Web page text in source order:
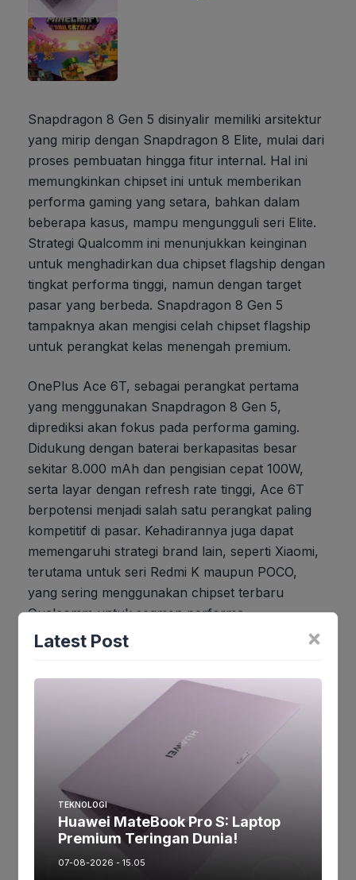
Snapdragon 8 Gen 5 disinyalir memiliki arsitektur
yang mirip dengan Snapdragon 8 Elite, mulai dari
proses pembuatan hingga fitur internal. Hal ini
memungkinkan chipset ini untuk memberikan
performa gaming yang setara, bahkan dalam
beberapa kasus, mampu mengungguli seri Elite.
Strategi Qualcomm ini menunjukkan keinginan
untuk menghadirkan dua chipset flagship dengan
tingkat performa tinggi, namun dengan target
pasar yang berbeda. Snapdragon 8 Gen 5
tampaknya akan mengisi celah chipset flagship
untuk perangkat kelas menengah premium.
OnePlus Ace 6T, sebagai perangkat pertama
yang menggunakan Snapdragon 8 Gen 5,
diprediksi akan fokus pada performa gaming.
Didukung dengan baterai berkapasitas besar
sekitar 8.000 mAh dan pengisian cepat 100W,
serta layar dengan refresh rate tinggi, Ace 6T
berpotensi menjadi salah satu perangkat paling
kompetitif di pasar. Kehadirannya juga dapat
memengaruhi strategi brand lain, seperti Xiaomi,
terutama untuk seri Redmi K maupun POCO,
yang sering menggunakan chipset terbaru
Qualcomm untuk segmen performa.
Jika keberatan atau harus diedit baik
Artikel maupun foto Silahkan
Laporkan!
Terima Kasih
Ikuti kami :
×
Latest Post
TEKNOLOGI
Huawei MateBook Pro S: Laptop
Premium Teringan Dunia!
07-08-2026 - 15.05